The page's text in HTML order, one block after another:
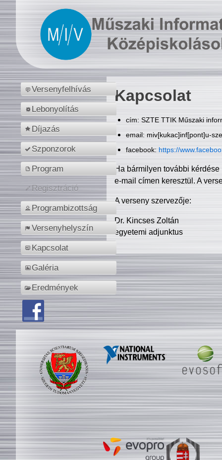
Versenyfelhívás
Lebonyolítás
Díjazás
Szponzorok
Program
Regisztráció
Programbizottság
Versenyhelyszín
Kapcsolat
Galéria
Eredmények
Kapcsolat
cím: SZTE TTIK Műszaki
email: miv[kukac]inf[pont]u-
facebook: https://
Ha bármilyen további
e-mail címen keresztül. A
A verseny szervezője:
Dr. Kincses Zoltán
egyetemi adjunktus